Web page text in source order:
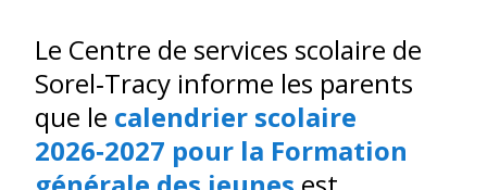
Le Centre de services scolaire de
Sorel‑Tracy informe les parents
que le calendrier scolaire
2026‑2027 pour la Formation